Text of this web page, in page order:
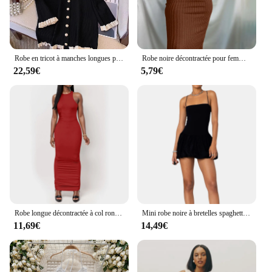
22,59€
Robe noire décontractée pour femmes, col rond, robes de soirée sur la plage, nouvelle mode, batterie d'été, hanches GT
5,79€
11,69€
Mini robe noire à bretelles spaghetti pour femmes, couleur unie, col carré, dos nu, bulle, sexy, boîte de nuit
14,49€